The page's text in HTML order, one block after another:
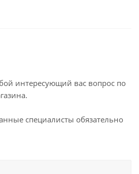
интересующий вас вопрос по
специалисты обязательно